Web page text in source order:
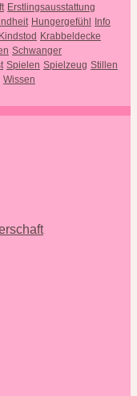
Erstlingsausstattung
Hungergefühl
Info
Kindstod Krabbeldecke
Schwanger
Spielen Spielzeug Stillen
Wissen